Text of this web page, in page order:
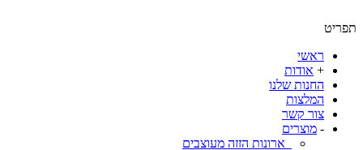
ראשי
אודות
החנות שלנו
המלצות
צור קשר
מוצרים
ארונות הזזה מעוצבים